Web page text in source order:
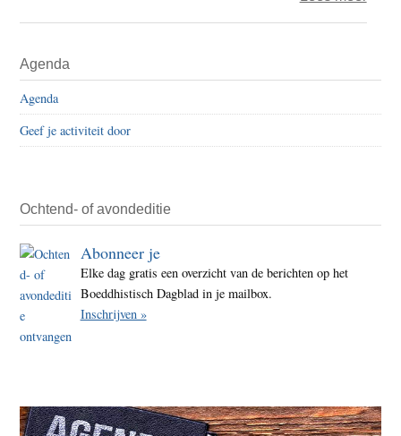
Sidebar
Agenda
Agenda
Geef je activiteit door
Ochtend- of avondeditie
Abonneer je
Elke dag gratis een overzicht van de berichten op het
Boeddhistisch Dagblad in je mailbox.
Inschrijven »